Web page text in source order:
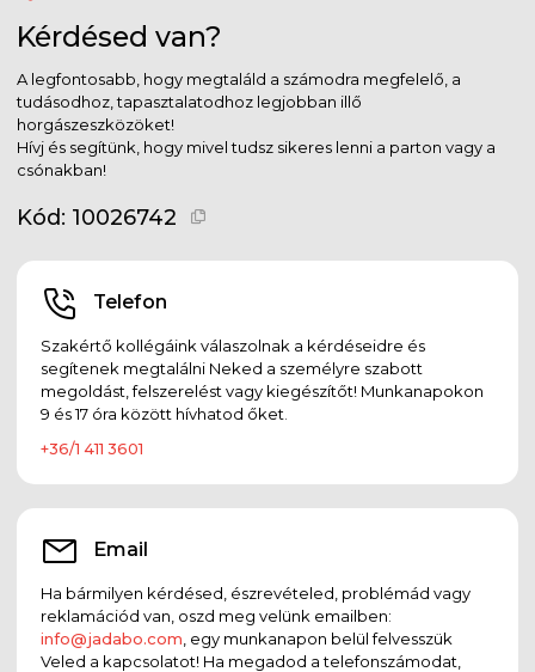
Kérdésed van?
A legfontosabb, hogy megtaláld a számodra megfelelő, a
tudásodhoz, tapasztalatodhoz legjobban illő
horgászeszközöket!
Hívj és segítünk, hogy mivel tudsz sikeres lenni a parton vagy a
csónakban!
Kód: 10026742
Telefon
Szakértő kollégáink válaszolnak a kérdéseidre és
segítenek megtalálni Neked a személyre szabott
megoldást, felszerelést vagy kiegészítőt! Munkanapokon
9 és 17 óra között hívhatod őket.
+36/1 411 3601
Email
Ha bármilyen kérdésed, észrevételed, problémád vagy
reklamációd van, oszd meg velünk emailben:
info@jadabo.com , egy munkanapon belül felvesszük
Veled a kapcsolatot! Ha megadod a telefonszámodat,